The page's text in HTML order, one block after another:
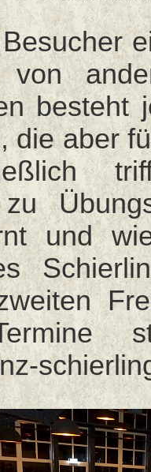
besteht
die aber
zu
und